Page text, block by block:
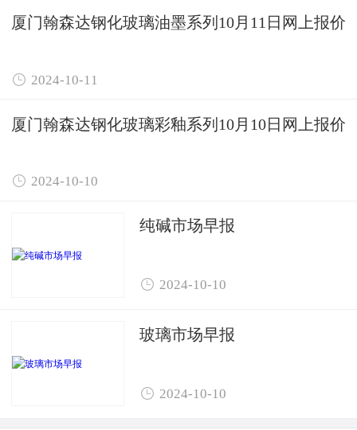
厦门翰森达钢化玻璃油墨系列10月11日网上报价
 2024-10-11
厦门翰森达钢化玻璃彩釉系列10月10日网上报价
 2024-10-10
纯碱市场早报
 2024-10-10
玻璃市场早报
 2024-10-10